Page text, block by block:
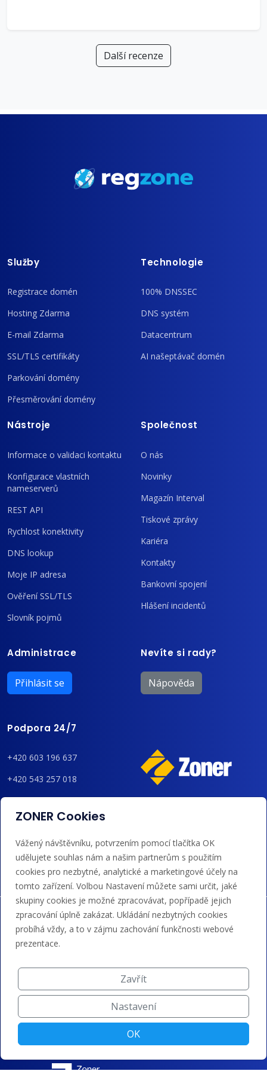
Další recenze
Služby
Registrace domén
Hosting Zdarma
E-mail Zdarma
SSL/TLS certifikáty
Parkování domény
Přesměrování domény
Technologie
100% DNSSEC
DNS systém
Datacentrum
AI našeptávač domén
Nástroje
Informace o validaci kontaktu
Konfigurace vlastních
nameserverů
REST API
Rychlost konektivity
DNS lookup
Moje IP adresa
Ověření SSL/TLS
Slovník pojmů
Společnost
O nás
Novinky
Magazín Interval
Tiskové zprávy
Kariéra
Kontakty
Bankovní spojení
Hlášení incidentů
Administrace
Přihlásit se
Nevíte si rady?
Nápověda
Podpora 24/7
+420 603 196 637
+420 543 257 018
admin@regzone.cz
Akceptujeme platby kartou, Google/Apple Pay,
bankovním převodem a kreditem.
ZONER Cookies
Vážený návštěvníku, potvrzením pomocí tlačítka OK
udělujete souhlas nám a našim partnerům s použitím
cookies pro nezbytné, analytické a marketingové účely na
tomto zařízení. Volbou Nastavení můžete sami určit, jaké
skupiny cookies je možné zpracovávat, popřípadě jejich
zpracování úplně zakázat. Ukládání nezbytných cookies
probíhá vždy, a to v zájmu zachování funkčnosti webové
prezentace.
Zavřít
Nastavení
OK